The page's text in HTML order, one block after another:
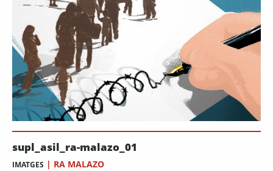
supl_asil_ra-malazo_01
IMATGES | RA MALAZO